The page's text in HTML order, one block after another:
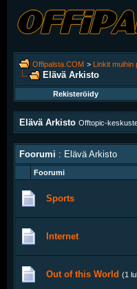
Offipalsta.COM > Linkit muihin
Elävä Arkisto
Rekisteröidy
Elävä Arkisto Offtopic-
Foorumi : Elävä Arkisto
Foorumi
Sports
Internet
Out of this World (1